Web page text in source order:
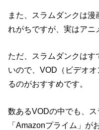
また、スラムダンクは
れがちですが、実はアニ
ただ、スラムダンクは
いので、VOD（ビデオ
るのがおすすめです。
数あるVODの中でも、
「Amazonプライム」が